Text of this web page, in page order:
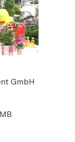
GmbH